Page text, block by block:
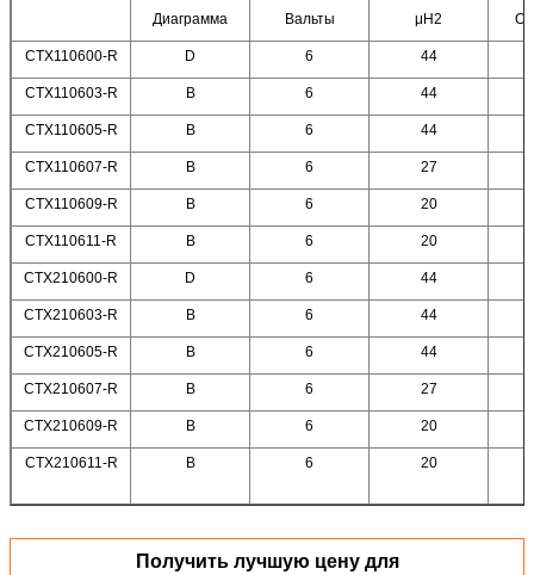
Диаграмма
Вальты
μH2
CTX110600-R D 6 44
CTX110603-R В 6 44
CTX110605-R В 6 44
CTX110607-R В 6 27
CTX110609-R В 6 20
CTX110611-R В 6 20
CTX210600-R D 6 44
CTX210603-R В 6 44
CTX210605-R В 6 44
CTX210607-R В 6 27
CTX210609-R В 6 20
CTX210611-R В 6 20
Получить лучшую цену для